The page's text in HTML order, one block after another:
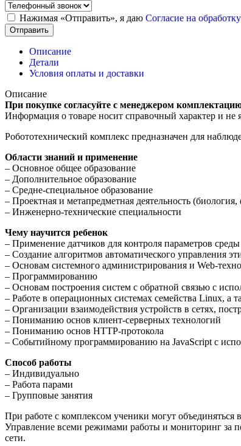
Нажимая «Отправить», я даю Согласие на
Отправить
Описание
Детали
Условия оплаты и доставки
Описание
При покупке согласуйте с менеджером
Информация о товаре носит справочный характер и не
Робототехнический комплекс предназначен для
Области знаний и применение
– Основное общее образование
– Дополнительное образование
– Средне-специальное образование
– Проектная и метапредметная деятельность
– Инженерно-технические специальности
Чему научится ребенок
– Применение датчиков для контроля параметров среды
– Создание алгоритмов автоматического управления
– Основам системного администрирования и Web-
– Программированию
– Основам построения систем с обратной связью с
– Работе в операционных системах семейства Linuх, а
– Организации взаимодействия устройств в сетях,
– Пониманию основ клиент-серверных технологий
– Пониманию основ HTTP-протокола
– Событийному программированию на JavaScript с
Способ работы
– Индивидуально
– Работа парами
– Групповые занятия
При работе с комплексом ученики могут объединяться
Управление всеми режимами работы и мониторинг за
сети.